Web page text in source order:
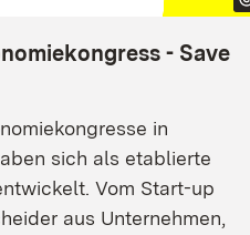
- Save
in
sich als etablierte
Vom Start-up
aus Unternehmen,